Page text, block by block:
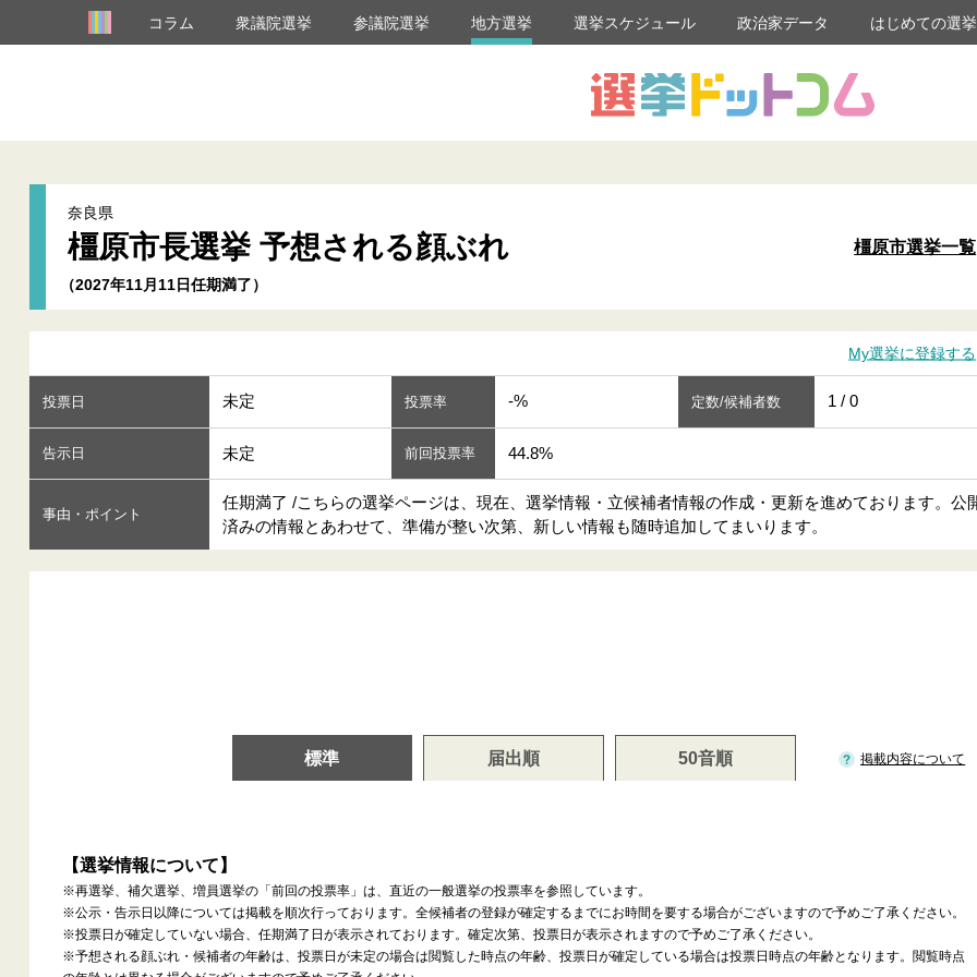
コラム 衆議院選挙 参議院選挙 地方選挙 選挙スケジュール 政治家データ はじめての選挙
奈良県
橿原市長選挙 予想される顔ぶれ
（2027年11月11日任期満了）
橿原市選挙一覧
My選挙に登録する
投票日 未定 投票率 -% 定数/候補者数 1 / 0
告示日 未定 前回投票率 44.8%
事由・ポイント
任期満了 /こちらの選挙ページは、現在、選挙情報・立候補者情報の作成・更新を進めております。公
済みの情報とあわせて、準備が整い次第、新しい情報も随時追加してまいります。
標準 届出順 50音順 掲載内容について
【選挙情報について】
※再選挙、補欠選挙、増員選挙の「前回の投票率」は、直近の一般選挙の投票率を参照しています。
※公示・告示日以降については掲載を順次行っております。全候補者の登録が確定するまでにお時間を要する場合がございますので予めご了承ください。
※投票日が確定していない場合、任期満了日が表示されております。確定次第、投票日が表示されますので予めご了承ください。
※予想される顔ぶれ・候補者の年齢は、投票日が未定の場合は閲覧した時点の年齢、投票日が確定している場合は投票日時点の年齢となります。閲覧時点